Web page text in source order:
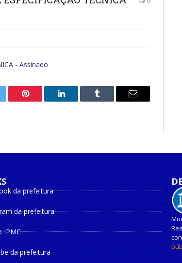
- Assinado
Pinterest
O
Tumblr
E-
da prefeitura
da prefeitura
IPMC
da prefeitura